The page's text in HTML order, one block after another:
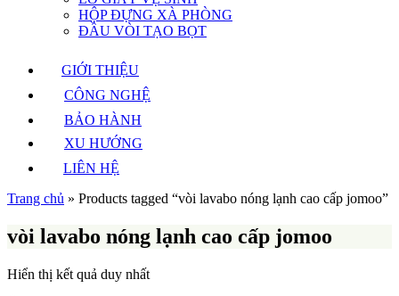
HỘP ĐỰNG XÀ PHÒNG
ĐẦU VÒI TẠO BỌT
GIỚI THIỆU
CÔNG NGHỆ
BẢO HÀNH
XU HƯỚNG
LIÊN HỆ
Trang chủ » Products tagged “vòi lavabo nóng lạnh cao cấp jomoo”
vòi lavabo nóng lạnh cao cấp jomoo
Hiển thị kết quả duy nhất